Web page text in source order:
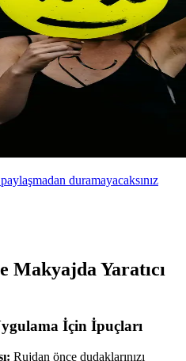
duramayacaksınız
Makyajda Yaratıcı
İçin İpuçları
Rujdan önce dudaklarınızı